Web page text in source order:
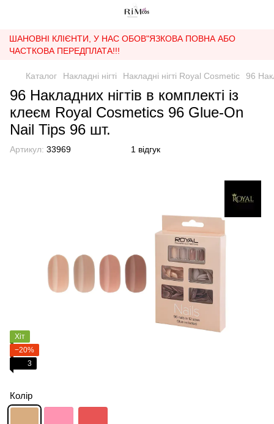
ШАНОВНІ КЛІЄНТИ, У НАС ОБОВ"ЯЗКОВА ПОВНА АБО
ЧАСТКОВА ПЕРЕДПЛАТА!!!
Каталог Накладні нігті Накладні нігті Royal Cosmetic 96
96 Накладних нігтів в комплекті із
клеєм Royal Cosmetics 96 Glue-On
Nail Tips 96 шт.
Артикул: 33969 1 відгук
Хіт
−20%
3
Колір